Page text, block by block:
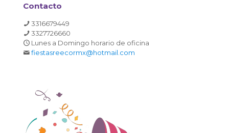
Contacto
3316679449
3327726660
Lunes a Domingo horario de oficina
fiestasreecormx@hotmail.com